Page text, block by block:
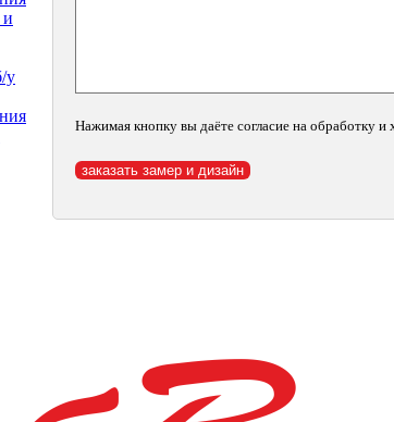
у
Нажимая кнопку вы даёте согласие на обработку